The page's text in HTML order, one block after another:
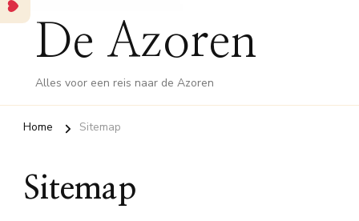
De Azoren
Alles voor een reis naar de Azoren
Home Sitemap
Sitemap